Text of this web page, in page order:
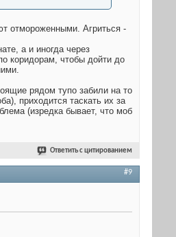
отмороженными. Агриться -
а и иногда через
коридорам, чтобы дойти до
рядом тупо забили на то
приходится таскать их за
(изредка бывает, что моб
Ответить с цитированием
#9